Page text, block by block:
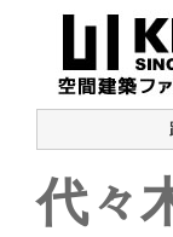
代々